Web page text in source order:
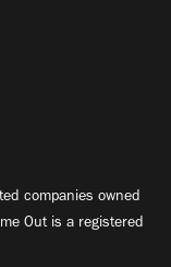
companies owned
Out is a registered